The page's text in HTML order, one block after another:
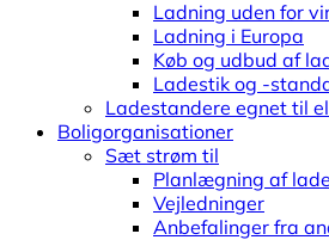
Ladning uden for
Ladning i Europa
Køb og udbud af
Ladestik og -
Ladestandere egnet til
Boligorganisationer
Sæt strøm til
Planlægning af
Vejledninger
Anbefalinger fra